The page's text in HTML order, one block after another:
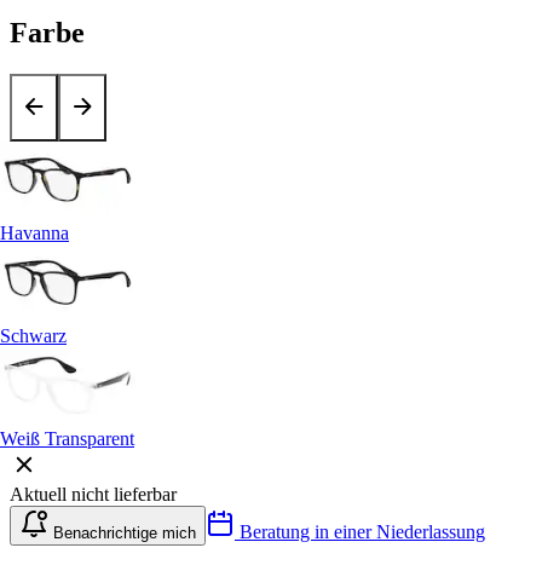
Farbe
Havanna
Schwarz
Weiß Transparent
Aktuell nicht lieferbar
Benachrichtige mich Beratung in einer Niederlassung